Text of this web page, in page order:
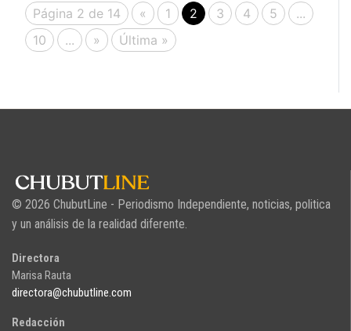
Página 2 de 14 « 1 2 3 4 5
...
10
... » Última »
© 2026 ChubutLine - Periodismo Independiente, noticias, politica
y un análisis de la realidad diferente.
Directora
Marisa Rauta
directora@chubutline.com
Redacción